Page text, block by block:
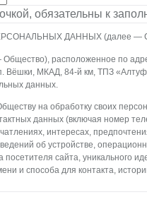
обязательны к
ДАННЫХ (далее —
расположенное по
Вёшки, МКАД, 84-й км, ТПЗ
данных.
на обработку своих
данных (включая номер
интересах,
об устройстве,
сайта, уникального
и способа для контакта,